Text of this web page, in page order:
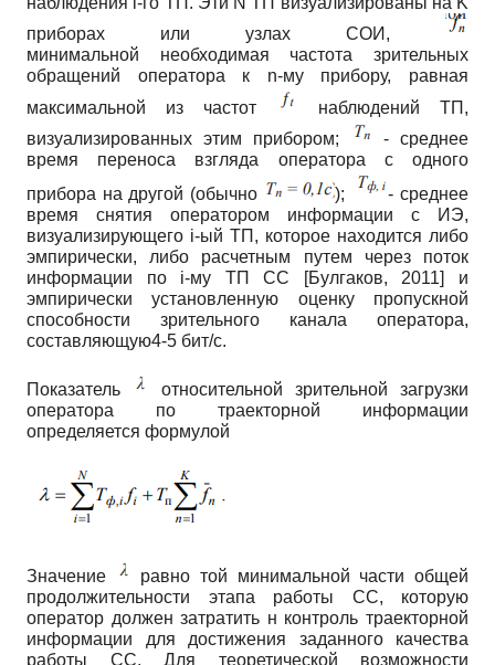
приборах или узлах СОИ,
минимальной необходимая частота зрительных
обращений оператора к n-му прибору, равная
максимальной из частот
наблюдений ТП,
визуализированных этим прибором;
- среднее
время переноса взгляда оператора с одного
прибора на другой (обычно
);
- среднее
время снятия оператором информации с ИЭ,
визуализирующего i-ый ТП, которое находится либо
эмпирически, либо расчетным путем через поток
информации по i-му ТП СС [Булгаков, 2011]
и
эмпирически установленную оценку пропускной
способности зрительного канала оператора,
составляющую4-5 бит/с.
Показатель
относительной зрительной загрузки
оператора по траекторной информации
определяется формулой
Значение
равно той минимальной части общей
продолжительности этапа работы СС, которую
оператор должен затратить н контроль траекторной
информации для достижения заданного качества
работы СС. Для теоретической возможности